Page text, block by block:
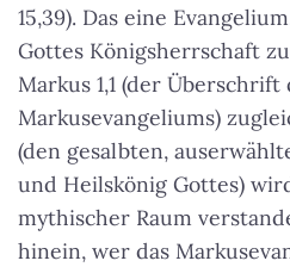
15,39). Das eine
Gottes Königsherrschaft
Markus 1,1 (der Überschrift
Markusevangeliums)
(den gesalbten,
und Heilskönig Gottes)
mythischer Raum
hinein, wer das